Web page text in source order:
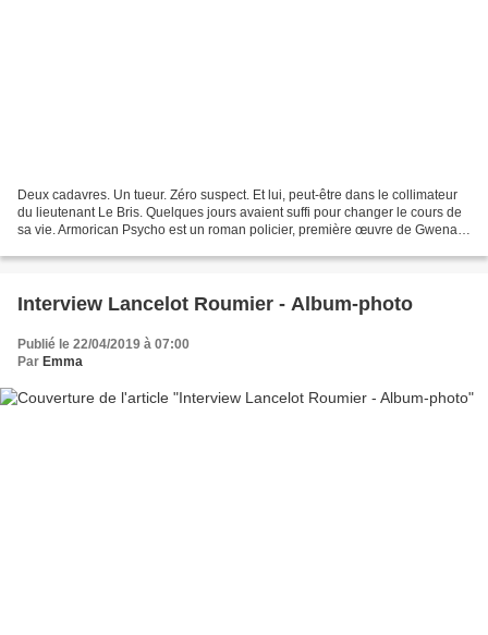
Deux cadavres. Un tueur. Zéro suspect. Et lui, peut-être dans le collimateur
du lieutenant Le Bris. Quelques jours avaient suffi pour changer le cours de
sa vie. Armorican Psycho est un roman policier, première œuvre de Gwenael
Interview Lancelot Roumier - Album-photo
Publié le 22/04/2019 à 07:00
Par Emma